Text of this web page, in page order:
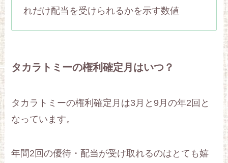
れだけ配当を受けられるかを示す数値
タカラトミーの権利確定月はいつ？
タカラトミーの権利確定月は3月と9月の年2回と
なっています。
年間2回の優待・配当が受け取れるのはとても嬉